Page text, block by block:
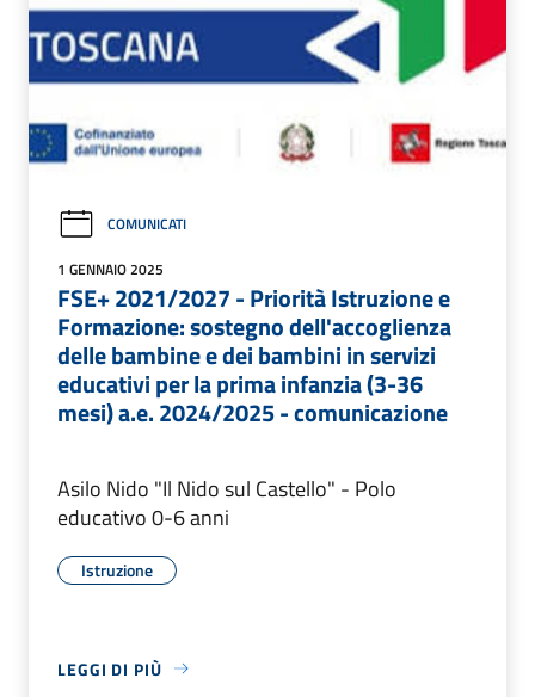
COMUNICATI
1 GENNAIO 2025
FSE+ 2021/2027 - Priorità Istruzione e
Formazione: sostegno dell'accoglienza
delle bambine e dei bambini in servizi
educativi per la prima infanzia (3-36
mesi) a.e. 2024/2025 - comunicazione
Asilo Nido "Il Nido sul Castello" - Polo
educativo 0-6 anni
Istruzione
LEGGI DI PIÙ